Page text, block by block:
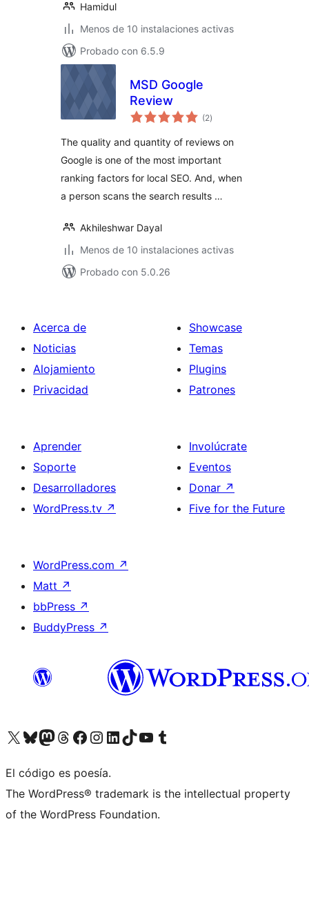
Hamidul
Menos de 10 instalaciones activas
Probado con 6.5.9
MSD Google
Review
(2evaluación
total
)
The quality and quantity of reviews on
Google is one of the most important
ranking factors for local SEO. And, when
a person scans the search results …
Akhileshwar Dayal
Menos de 10 instalaciones activas
Probado con 5.0.26
Acerca de
Noticias
Alojamiento
Privacidad
Showcase
Temas
Plugins
Patrones
Aprender
Soporte
Desarrolladores
WordPress.tv ↗
Involúcrate
Eventos
Donar ↗
Five for the Future
WordPress.com ↗
Matt ↗
bbPress ↗
BuddyPress ↗
Visita nuestra cuenta de X (anteriormente Twitter)
Visita nuestra cuenta de Bluesky
Visita nuestra cuenta de Mastodon
Visita nuestra cuenta de Threads
Visita nuestra página de Facebook
Visita nuestra cuenta de Instagram
Visita nuestra cuenta de LinkedIn
Visita nuestra cuenta de TikTok
Visita nuestro canal de YouTube
Visita nuestra cuenta de Tumblr
El código es poesía.
The WordPress® trademark is the intellectual property
of the WordPress Foundation.